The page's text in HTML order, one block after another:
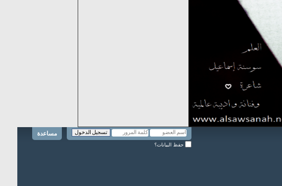
مساعدة
حفظ البيانات؟